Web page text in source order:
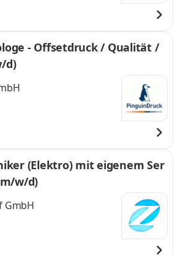
- Offsetdruck / Qualität /
d)
(Elektro) mit eigenem Ser
w/d)
GmbH